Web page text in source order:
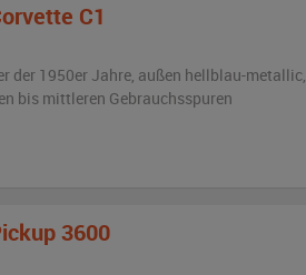
C1
der 1950er Jahre, außen hellblau-metallic,
bis mittleren Gebrauchsspuren
3600